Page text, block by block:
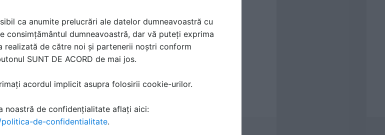
arhitectura
ca anumite prelucrări ale datelor dumneavoastră cu
consimțământul dumneavoastră, dar vă puteți exprima
realizată de către noi și partenerii noștri conform
SUNT DE ACORD de mai jos.
acordul implicit asupra folosirii cookie-urilor.
noastră de confidențialitate aflați aici:
de-confidentialitate.